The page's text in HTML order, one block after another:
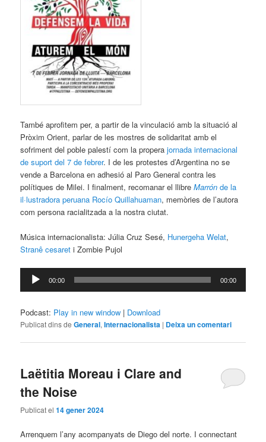
També aprofitem per, a partir de la vinculació amb la situació al
Pròxim Orient, parlar de les mostres de solidaritat amb el
sofriment del poble palestí com la propera jornada internacional
de suport del 7 de febrer. I de les protestes d’Argentina no se
vende a Barcelona en adhesió al Paro General contra les
polítiques de Milei. I finalment, recomanar el llibreMarrón de la
il·lustradora peruana Rocío Quillahuaman, memòries de l’autora
com persona racialitzada a la nostra ciutat.
Música internacionalista: Júlia Cruz Sesé, Hunergeha Welat,
Stranê cesaret i Zombie Pujol
Reproductor
d'àudio
00:00 00:00
Podcast: Play in new window | Download
Publicat dins de General,Internacionalista | Deixa un comentari
Laëtitia Moreau i Clare and
the Noise
Publicat el14 gener 2024
Arrenquem l’any acompanyats de Diego del norte. I connectant